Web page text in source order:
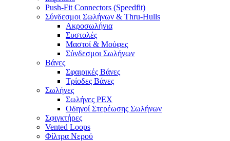
Push-Fit Connectors (Speedfit)
Σύνδεσμοι Σωλήνων & Thru-Hulls
Ακροσωλήνια
Συστολές
Μαστοί & Μούφες
Σύνδεσμοι Σωλήνων
Βάνες
Σφαιρικές Βάνες
Τρίοδες Βάνες
Σωλήνες
Σωλήνες PEX
Οδηγοί Στερέωσης Σωλήνων
Σφιγκτήρες
Vented Loops
Φίλτρα Νερού